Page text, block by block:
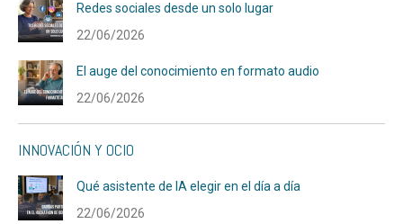
Redes sociales desde un solo lugar
22/06/2026
El auge del conocimiento en formato audio
22/06/2026
INNOVACIÓN Y OCIO
Qué asistente de IA elegir en el día a día
22/06/2026